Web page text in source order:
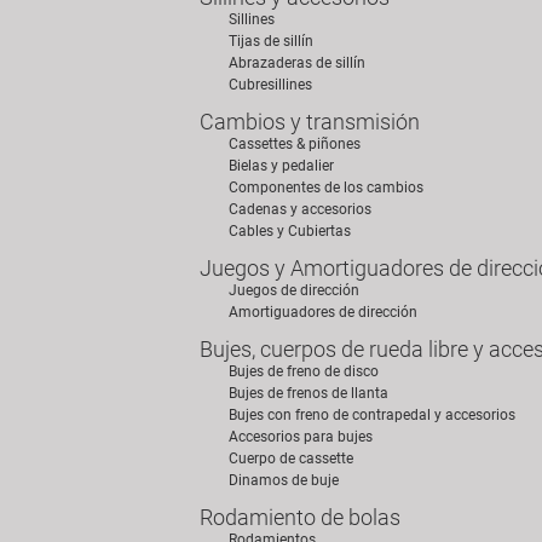
Sillines
Tijas de sillín
Abrazaderas de sillín
Cubresillines
Cambios y transmisión
Cassettes & piñones
Bielas y pedalier
Componentes de los cambios
Cadenas y accesorios
Cables y Cubiertas
Juegos y Amortiguadores de
Juegos de dirección
Amortiguadores de dirección
Bujes, cuerpos de rueda libre y
Bujes de freno de disco
Bujes de frenos de llanta
Bujes con freno de contrapedal y accesorios
Accesorios para bujes
Cuerpo de cassette
Dinamos de buje
Rodamiento de bolas